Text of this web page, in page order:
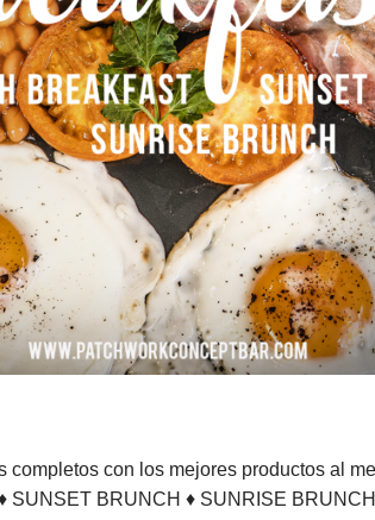
completos con los mejores productos al
SUNSET BRUNCH ♦ SUNRISE